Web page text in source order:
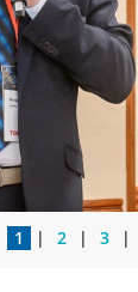
1 | 2 | 3 |